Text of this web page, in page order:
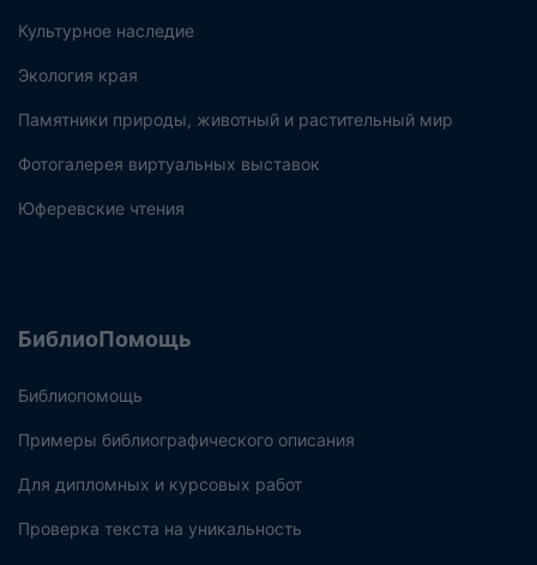
Культурное наследие
Экология края
Памятники природы, животный и растительный мир
Фотогалерея виртуальных выставок
Юферевские чтения
БиблиоПомощь
Библиопомощь
Примеры библиографического описания
Для дипломных и курсовых работ
Проверка текста на уникальность